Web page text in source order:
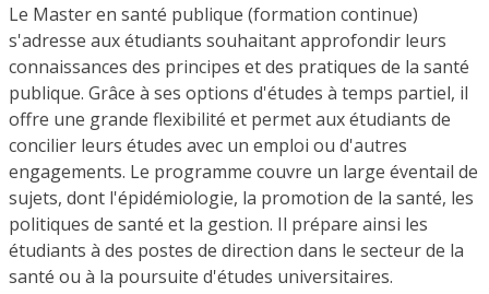
Le Master en santé publique (formation continue)
s'adresse aux étudiants souhaitant approfondir leurs
connaissances des principes et des pratiques de la santé
publique. Grâce à ses options d'études à temps partiel, il
offre une grande flexibilité et permet aux étudiants de
concilier leurs études avec un emploi ou d'autres
engagements. Le programme couvre un large éventail de
sujets, dont l'épidémiologie, la promotion de la santé, les
politiques de santé et la gestion. Il prépare ainsi les
étudiants à des postes de direction dans le secteur de la
santé ou à la poursuite d'études universitaires.